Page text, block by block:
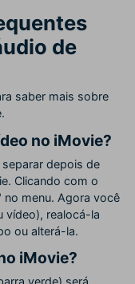
de
saber mais sobre
no iMovie?
separar depois de
Clicando com o
no menu. Agora você
vídeo), realocá-la
ou alterá-la.
iMovie?
verde) será